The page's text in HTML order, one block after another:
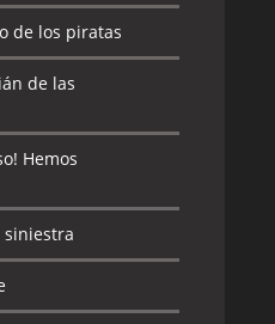
de los piratas
de las
Hemos
siniestra